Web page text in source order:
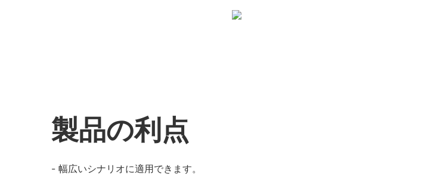
製品の利点
- 幅広いシナリオに適用できます。